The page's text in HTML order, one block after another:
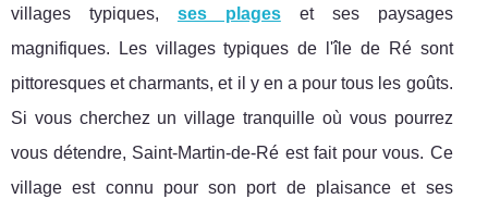
villages typiques, ses plageset ses paysages
magnifiques. Les villages typiques de l'île de Ré sont
pittoresques et charmants, et il y en a pour tous les goûts.
Si vous cherchez un village tranquille où vous pourrez
vous détendre, Saint-Martin-de-Ré est fait pour vous. Ce
village est connu pour son port de plaisance et ses